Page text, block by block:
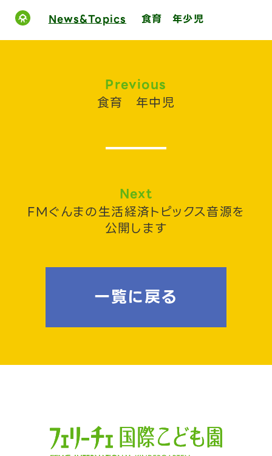
News&Topics 食育 年少児
Previous
食育 年中児
一覧に戻る
Next
FMぐんまの生活経済トピックス音源を
公開します